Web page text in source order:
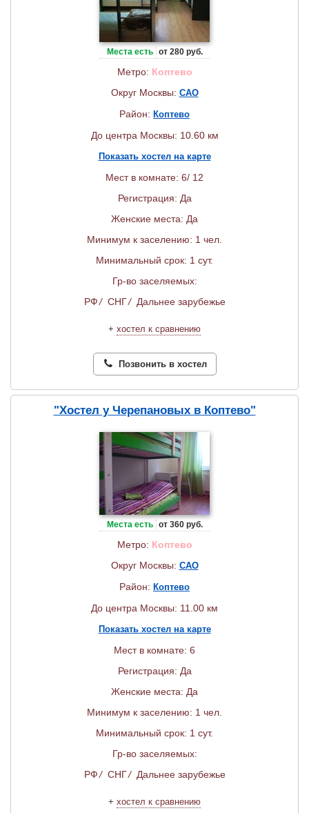
Места есть от 280 руб.
Метро: Коптево
Округ Москвы: САО
Район: Коптево
До центра Москвы: 10.60 км
Показать хостел на карте
Мест в комнате: 6/ 12
Регистрация: Да
Женские места: Да
Минимум к заселению: 1 чел.
Минимальный срок: 1 сут.
Гр-во заселяемых:
РФ/ СНГ/ Дальнее зарубежье
+ хостел к сравнению
Позвонить в хостел
"Хостел у Черепановых в Коптево"
Места есть от 360 руб.
Метро: Коптево
Округ Москвы: САО
Район: Коптево
До центра Москвы: 11.00 км
Показать хостел на карте
Мест в комнате: 6
Регистрация: Да
Женские места: Да
Минимум к заселению: 1 чел.
Минимальный срок: 1 сут.
Гр-во заселяемых:
РФ/ СНГ/ Дальнее зарубежье
+ хостел к сравнению